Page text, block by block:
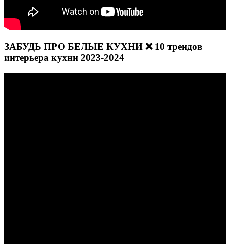
ЗАБУДЬ ПРО БЕЛЫЕ КУХНИ ❌ 10 трендов
интерьера кухни 2023-2024